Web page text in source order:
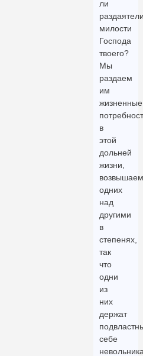
ли
милости
Господа
твоего?
Мы
раздаем
им
жизненные
в
этой
дольней
жизни,
возвышаем
одних
над
другими
в
степенях,
так
что
одни
из
них
держат
себе